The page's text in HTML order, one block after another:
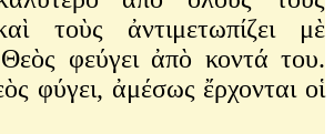
τοὺς ἀντιμετωπίζει μὲ
φεύγει ἀπὸ κοντά του.
φύγει, ἀμέσως ἔρχονται οἱ